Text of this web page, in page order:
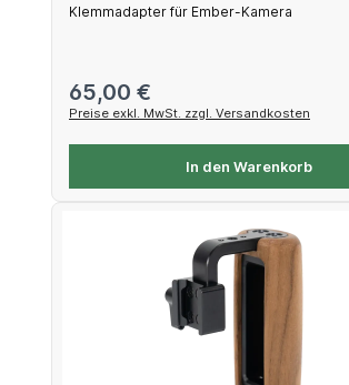
Klemmadapter für Ember-Kamera
Regulärer Preis:
65,00 €
Preise exkl. MwSt. zzgl. Versandkosten
In den Warenkorb